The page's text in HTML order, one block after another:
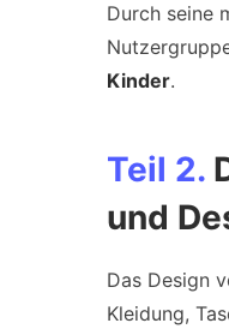
Durch seine
Kinder.
Teil 2.
und
Das Design
Kleidung,